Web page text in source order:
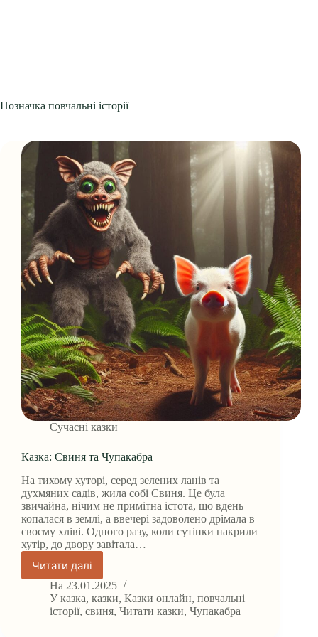
Позначка повчальні історії
Сучасні казки
Казка: Свиня та Чупакабра
На тихому хуторі, серед зелених ланів та
духмяних садів, жила собі Свиня. Це була
звичайна, нічим не примітна істота, що вдень
копалася в землі, а ввечері задоволено дрімала в
своєму хліві. Одного разу, коли сутінки накрили
хутір, до двору завітала…
Читати далі
Казка:
Свиня
та
Чупакабра
На 23.01.2025
У казка,казки,Казки онлайн,повчальні
історії, свиня, Читати казки, Чупакабра